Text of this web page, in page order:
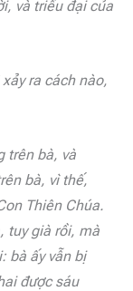
và triều đại của
ra cách nào,
trên bà, và
bà, vì thế,
Thiên Chúa.
tuy già rồi, mà
bà ấy vẫn bị
được sáu